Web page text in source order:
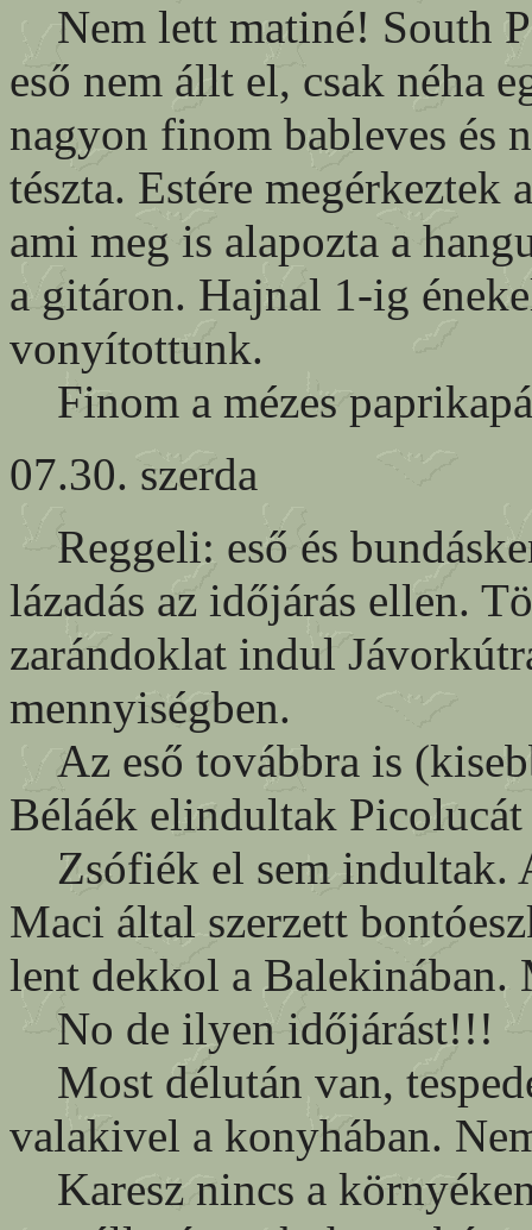
Nem lett matiné! South
eső nem állt el, csak néha
nagyon finom bableves és
tészta. Estére
ami meg is alapozta a
a gitáron. Hajnal 1-ig
vonyítottunk.
Finom a mézes
07.30. szerda
Reggeli: eső és
lázadás az időjárás ellen.
zarándoklat indul
mennyiségben.
Az eső továbbra is
Béláék elindultak
Zsófiék el sem indultak.
Maci által szerzett
lent dekkol a Balekinában.
No de ilyen időjárást!!!
Most délután van,
valakivel a konyhában.
Karesz nincs a